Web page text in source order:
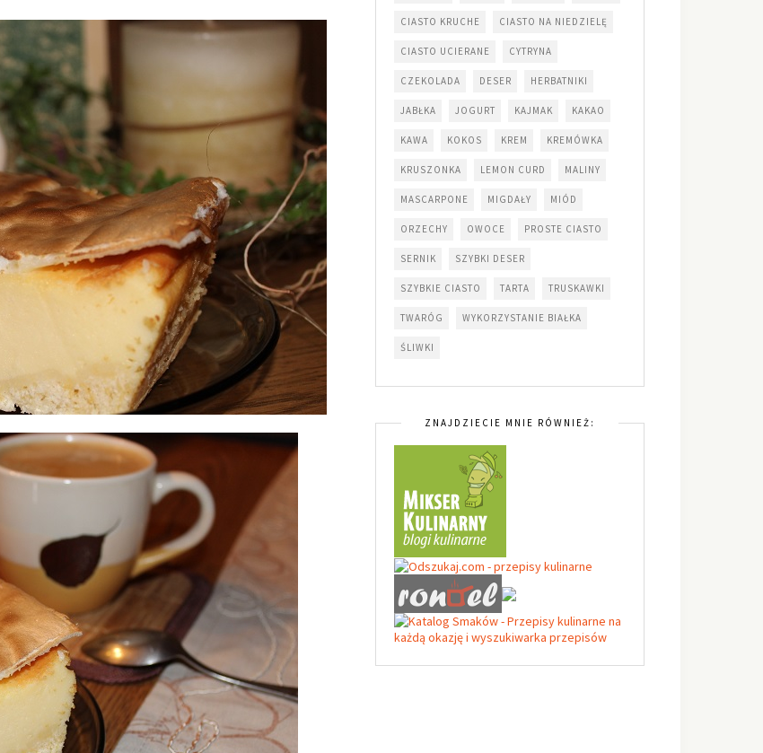
CIASTO KRUCHE CIASTO NA NIEDZIELĘ
CIASTO UCIERANE CYTRYNA
CZEKOLADA DESER HERBATNIKI
JABŁKA JOGURT KAJMAK KAKAO
KAWA KOKOS KREM KREMÓWKA
KRUSZONKA LEMON CURD MALINY
MASCARPONE MIGDAŁY MIÓD
ORZECHY OWOCE PROSTE CIASTO
SERNIK SZYBKI DESER
SZYBKIE CIASTO TARTA TRUSKAWKI
TWARÓG WYKORZYSTANIE BIAŁKA
ŚLIWKI
ZNAJDZIECIE MNIE RÓWNIEŻ: